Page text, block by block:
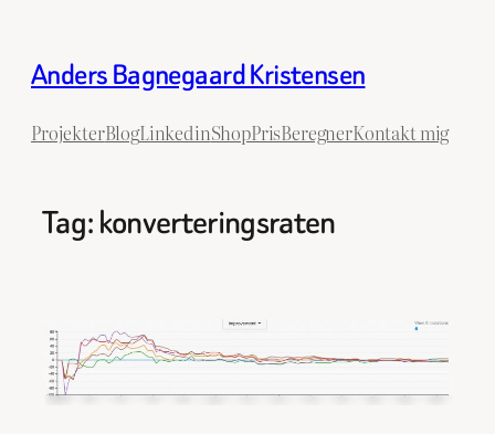
indhold
Anders Bagnegaard Kristensen
ProjekterBlogLinkedinShopPrisBeregnerKontakt mig
Tag:konverteringsraten